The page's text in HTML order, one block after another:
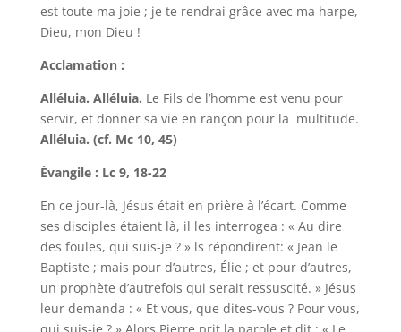
est toute ma joie ; je te rendrai grâce avec ma harpe,
Dieu, mon Dieu !
Acclamation :
Alléluia. Alléluia. Le Fils de l’homme est venu pour
servir, et donner sa vie en rançon pour la multitude.
Alléluia. (cf. Mc 10, 45)
Évangile : Lc 9, 18-22
En ce jour-là, Jésus était en prière à l’écart. Comme
ses disciples étaient là, il les interrogea : « Au dire
des foules, qui suis-je ? » ls répondirent: « Jean le
Baptiste ; mais pour d’autres, Élie ; et pour d’autres,
un prophète d’autrefois qui serait ressuscité. » Jésus
leur demanda : « Et vous, que dites-vous ? Pour vous,